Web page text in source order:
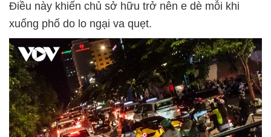
Điều này khiến chủ sở hữu trở nên e dè mỗi khi
xuống phố do lo ngại va quẹt.